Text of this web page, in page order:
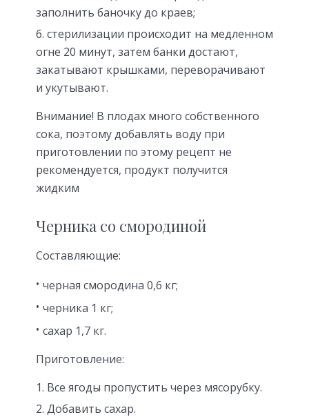
заполнить баночку до краев;
стерилизации происходит на медленном
огне 20 минут, затем банки достают,
закатывают крышками, переворачивают
и укутывают.
Внимание! В плодах много собственного
сока, поэтому добавлять воду при
приготовлении по этому рецепт не
рекомендуется, продукт получится
жидким
Черника со смородиной
Составляющие:
черная смородина 0,6 кг;
черника 1 кг;
сахар 1,7 кг.
Приготовление:
Все ягоды пропустить через мясорубку.
Добавить сахар.